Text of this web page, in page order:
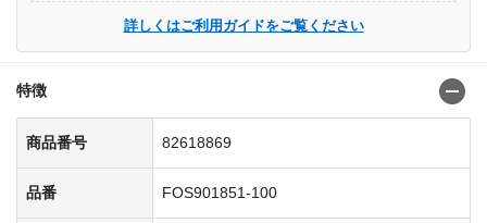
詳しくはご利用ガイドをご覧ください
特徴
商品番号 82618869
品番 FOS901851-100